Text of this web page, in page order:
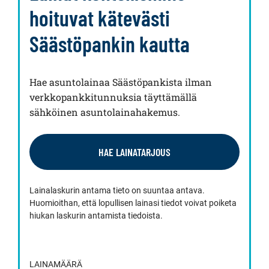
hoituvat kätevästi
Säästöpankin kautta
Hae asuntolainaa Säästöpankista ilman
verkkopankkitunnuksia täyttämällä
sähköinen asuntolainahakemus.
HAE LAINATARJOUS
Lainalaskurin antama tieto on suuntaa antava.
Huomioithan, että lopullisen lainasi tiedot voivat poiketa
hiukan laskurin antamista tiedoista.
LAINAMÄÄRÄ